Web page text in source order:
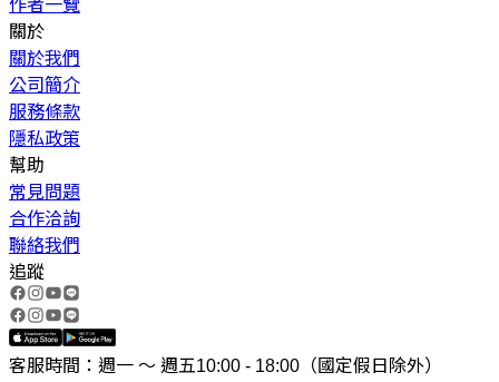
作者一覽
關於
關於我們
公司簡介
服務條款
隱私政策
幫助
常見問題
合作洽詢
聯絡我們
追蹤
客服時間：週一 ～ 週五10:00 - 18:00（國定假日除外）